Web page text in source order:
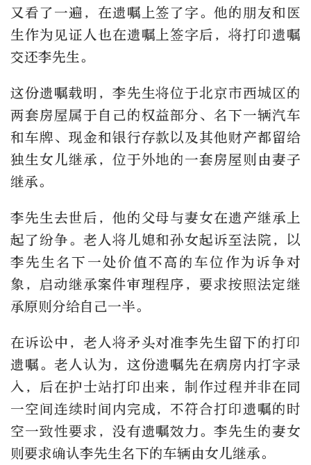
又看了一遍，在遗嘱上签了字。他的朋友和医
生作为见证人也在遗嘱上签字后，将打印遗嘱
交还李先生。
这份遗嘱载明，李先生将位于北京市西城区的
两套房屋属于自己的权益部分、名下一辆汽车
和车牌、现金和银行存款以及其他财产都留给
独生女儿继承，位于外地的一套房屋则由妻子
继承。
李先生去世后，他的父母与妻女在遗产继承上
起了纷争。老人将儿媳和孙女起诉至法院，以
李先生名下一处价值不高的车位作为诉争对
象，启动继承案件审理程序，要求按照法定继
承原则分给自己一半。
在诉讼中，老人将矛头对准李先生留下的打印
遗嘱。老人认为，这份遗嘱先在病房内打字录
入，后在护士站打印出来，制作过程并非在同
一空间连续时间内完成，不符合打印遗嘱的时
空一致性要求，没有遗嘱效力。李先生的妻女
则要求确认李先生名下的车辆由女儿继承。